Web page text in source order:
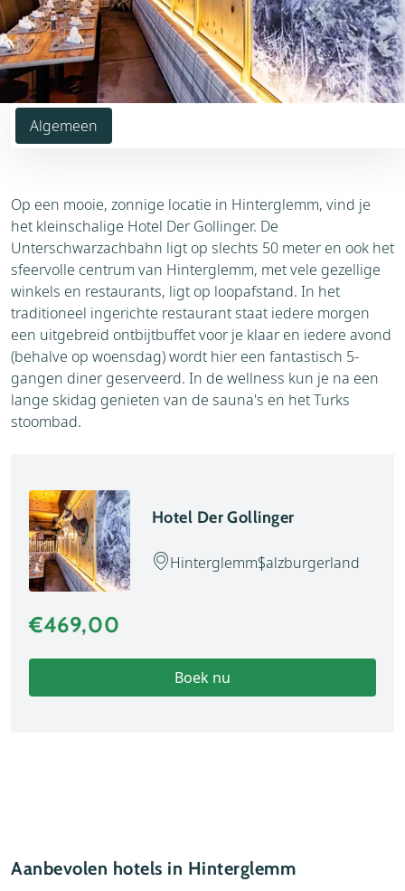
Algemeen
Op een mooie, zonnige locatie in Hinterglemm, vind je
het kleinschalige Hotel Der Gollinger. De
Unterschwarzachbahn ligt op slechts 50 meter en ook het
sfeervolle centrum van Hinterglemm, met vele gezellige
winkels en restaurants, ligt op loopafstand. In het
traditioneel ingerichte restaurant staat iedere morgen
een uitgebreid ontbijtbuffet voor je klaar en iedere avond
(behalve op woensdag) wordt hier een fantastisch 5-
gangen diner geserveerd. In de wellness kun je na een
lange skidag genieten van de sauna's en het Turks
stoombad.
Hotel Der Gollinger
HinterglemmSalzburgerland
€469,00
Boek nu
Aanbevolen hotels in Hinterglemm